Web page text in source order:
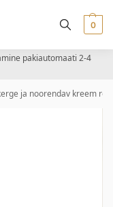
0
pakiautomaati 2-4
ja noorendav kreem